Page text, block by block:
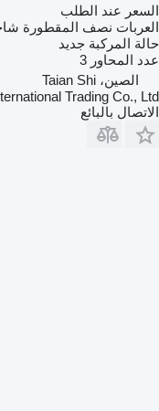
السعر عند الطلب
العربات نصف المقطورة
حالة المركبة جديد
عدد المحاور 3
الصين، Taian Shi
Trading Co., Ltd.
الاتصال بالبائع